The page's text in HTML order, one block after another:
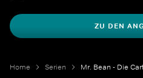
ZU DEN
Home Serien Mr. Bean - Die